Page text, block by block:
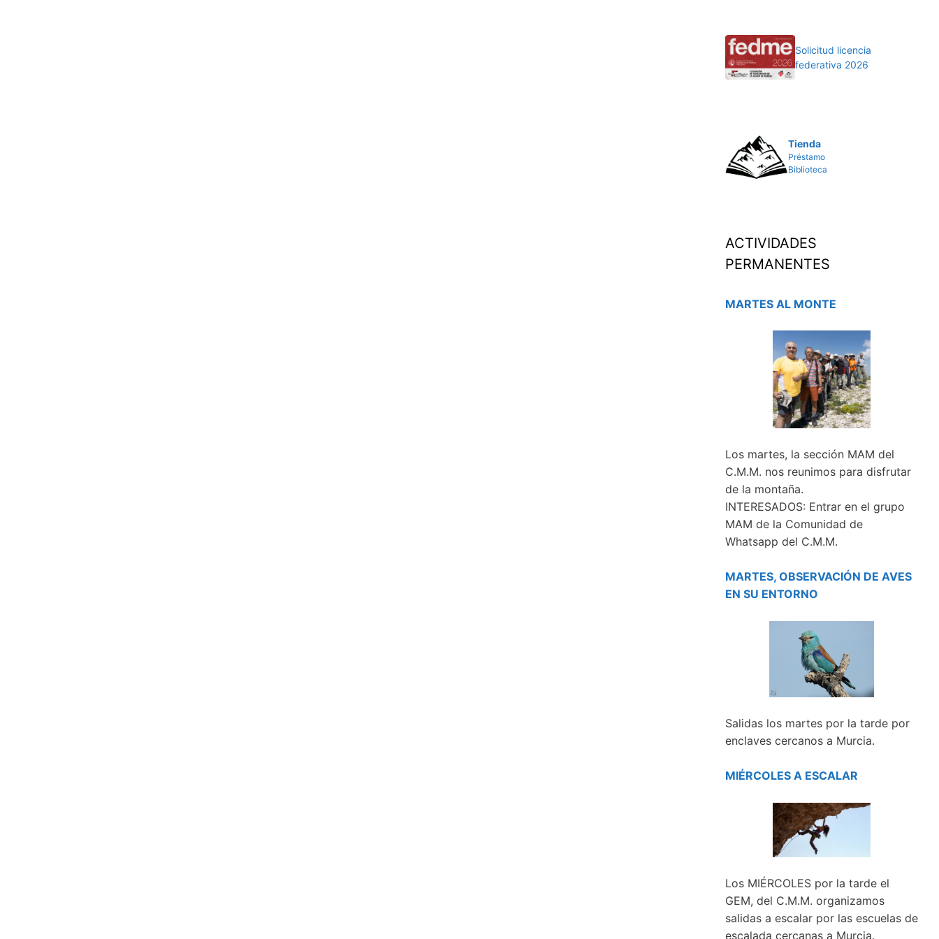
Solicitud licencia
federativa 2026
Tienda
Préstamo
Biblioteca
ACTIVIDADES
PERMANENTES
MARTES AL MONTE
Los martes, la sección MAM del
C.M.M. nos reunimos para disfrutar
de la montaña.
INTERESADOS: Entrar en el grupo
MAM de la Comunidad de
Whatsapp del C.M.M.
MARTES, OBSERVACIÓN DE AVES
EN SU ENTORNO
Salidas los martes por la tarde por
enclaves cercanos a Murcia.
MIÉRCOLES A ESCALAR
Los MIÉRCOLES por la tarde el
GEM, del C.M.M. organizamos
salidas a escalar por las escuelas de
escalada cercanas a Murcia.